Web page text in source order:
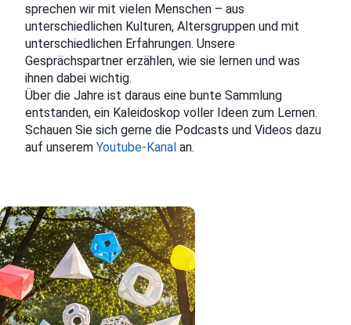
sprechen wir mit vielen Menschen – aus
unterschiedlichen Kulturen, Altersgruppen und mit
unterschiedlichen Erfahrungen. Unsere
Gesprächspartner erzählen, wie sie lernen und was
ihnen dabei wichtig.
Über die Jahre ist daraus eine bunte Sammlung
entstanden, ein Kaleidoskop voller Ideen zum Lernen.
Schauen Sie sich gerne die Podcasts und Videos dazu
auf unserem Youtube-Kanal an.